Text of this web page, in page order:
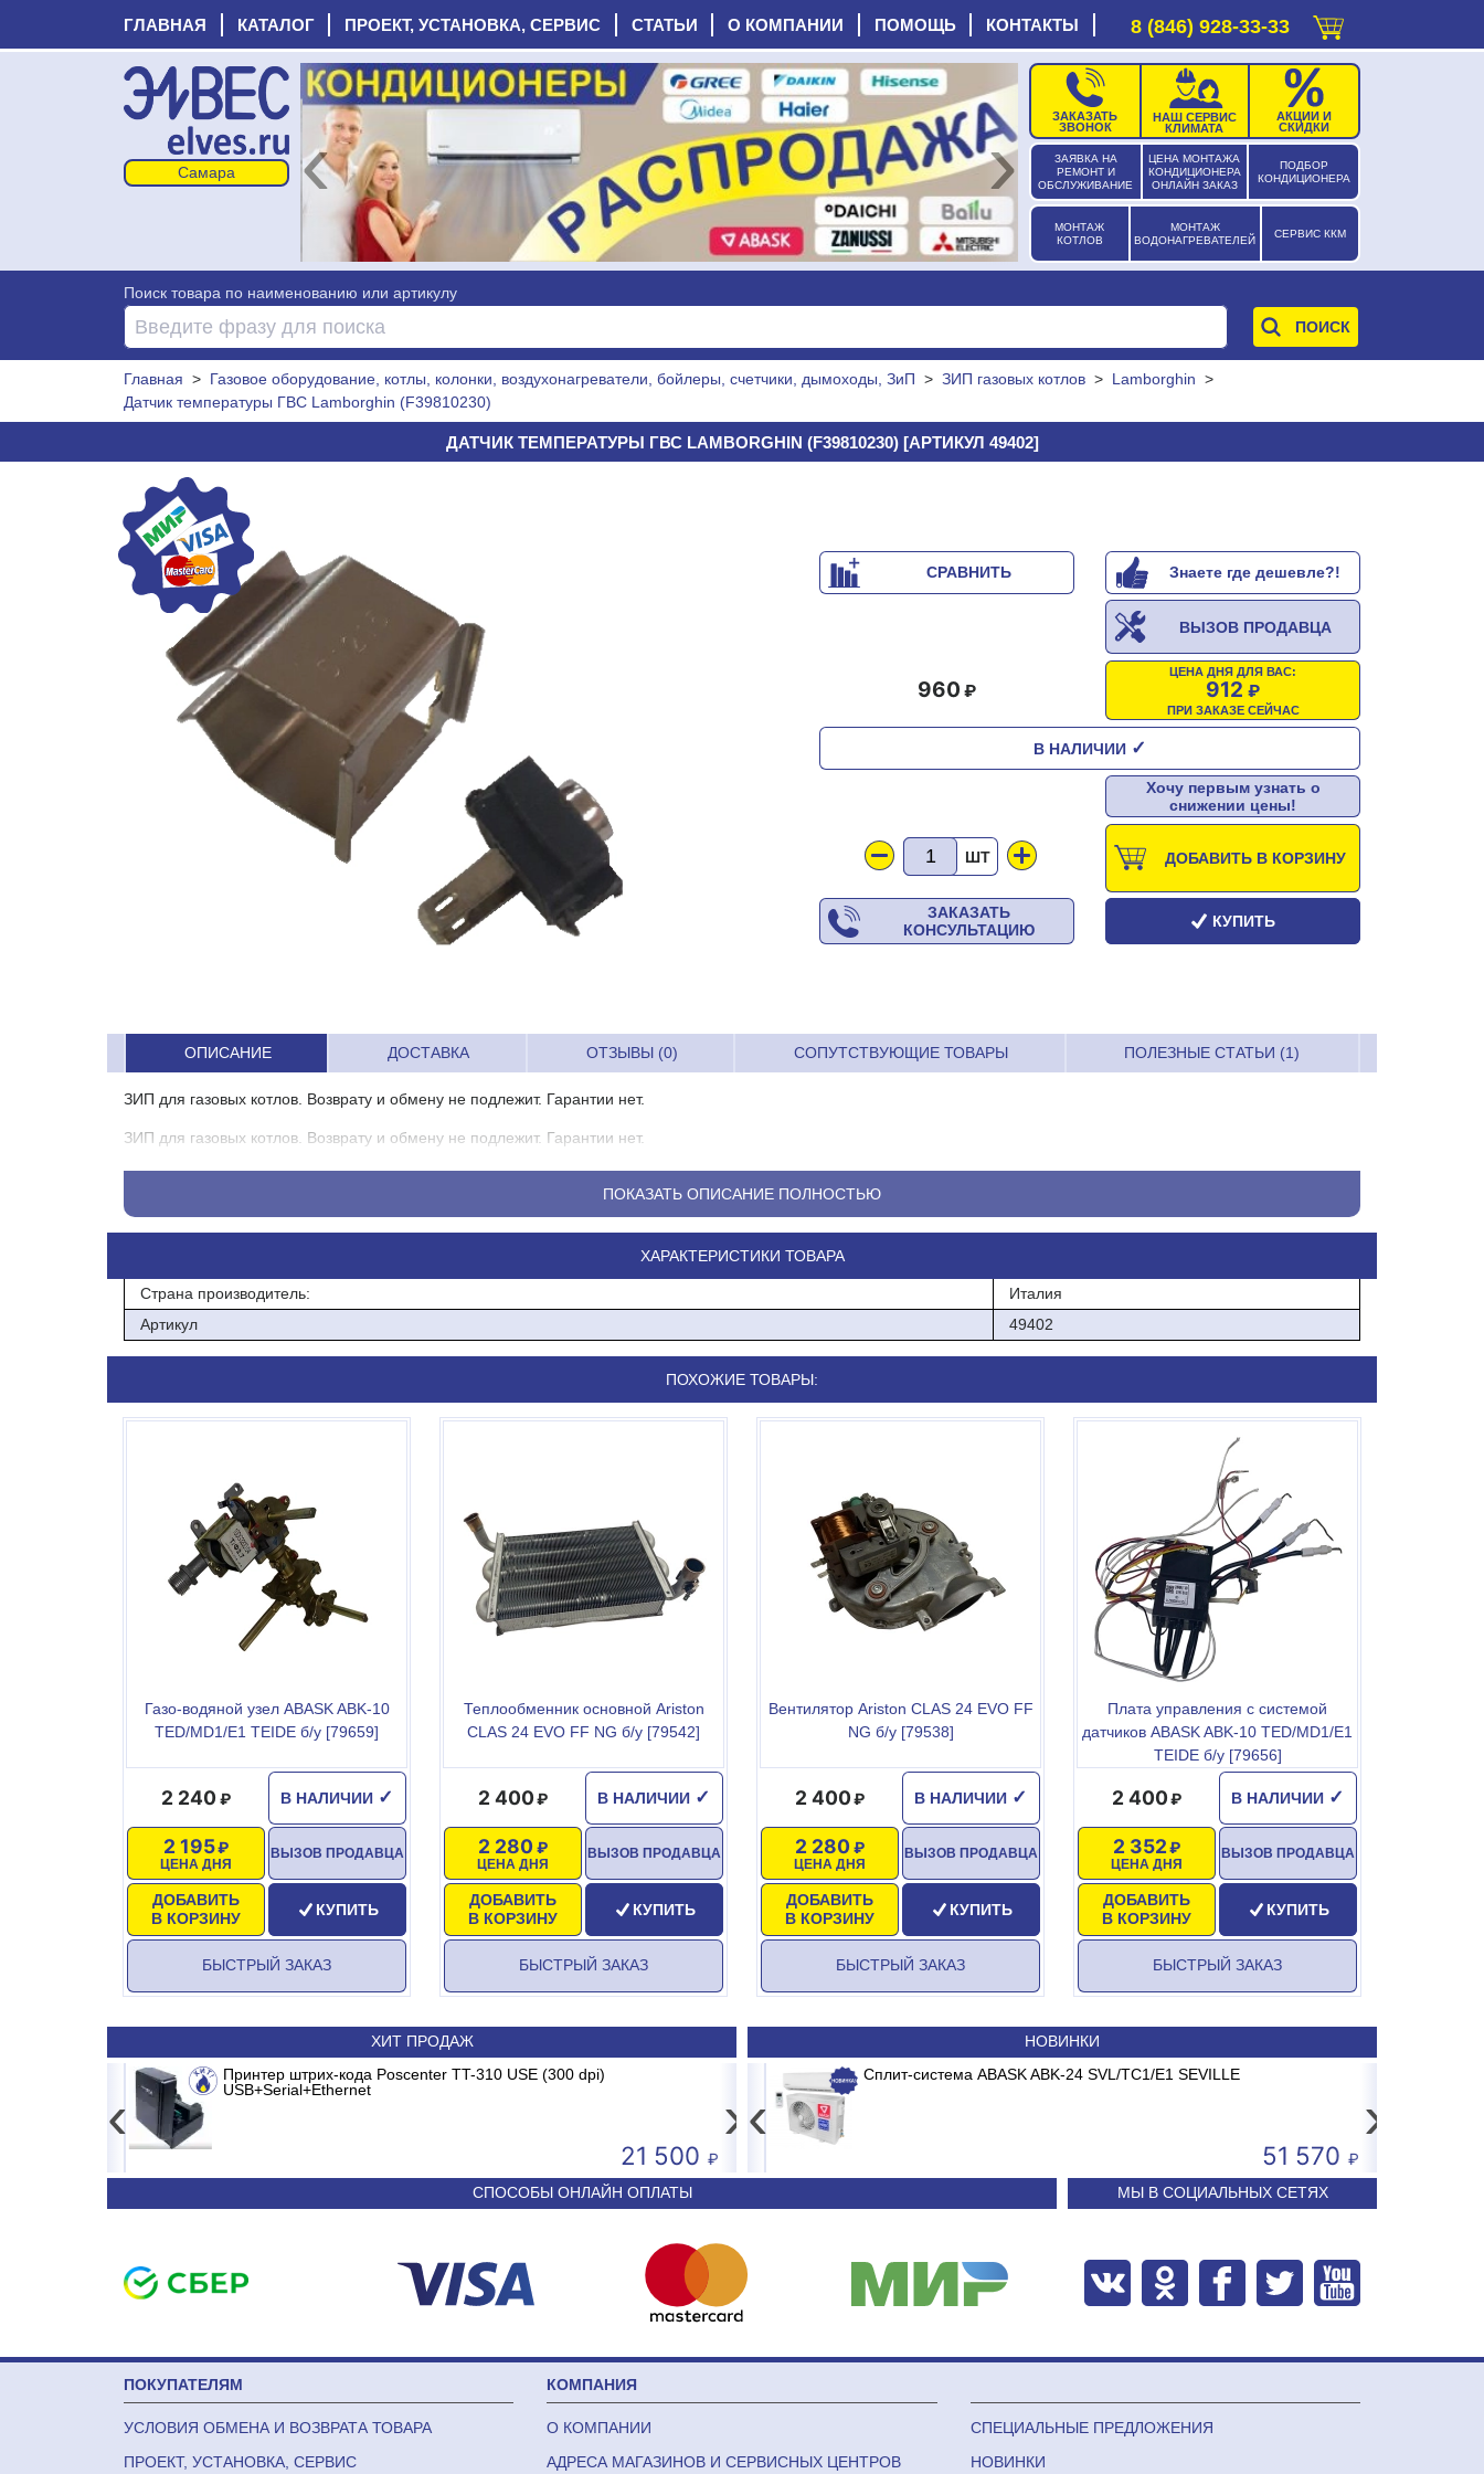
ГЛАВНАЯ КАТАЛОГ ПРОЕКТ, УСТАНОВКА, СЕРВИС СТАТЬИ О КОМПАНИИ ПОМОЩЬ КОНТАКТЫ 8 (846) 928-33-33
ЗАЯВКА НА
РЕМОНТ И
ОБСЛУЖИВАНИЕ
ЦЕНА МОНТАЖА
КОНДИЦИОНЕРА
ОНЛАЙН ЗАКАЗ
ПОДБОР
КОНДИЦИОНЕРА
МОНТАЖ
КОТЛОВ
МОНТАЖ
ВОДОНАГРЕВАТЕЛЕЙ
СЕРВИС ККМ
ЗАКАЗАТЬ
ЗВОНОК
НАШ СЕРВИС
КЛИМАТА
АКЦИИ И
СКИДКИ
‹ ›
Поиск товара по наименованию или артикулу
Главная > Газовое оборудование, котлы, колонки, воздухонагреватели, бойлеры, счетчики, дымоходы, ЗиП > ЗИП газовых котлов > Lamborghin >
Датчик температуры ГВС Lamborghin (F39810230)
ДАТЧИК ТЕМПЕРАТУРЫ ГВС LAMBORGHIN (F39810230) [АРТИКУЛ 49402]
СРАВНИТЬ Знаете где дешевле?!
ВЫЗОВ ПРОДАВЦА
ЦЕНА ДНЯ ДЛЯ ВАС:
912
ПРИ ЗАКАЗЕ СЕЙЧАС
960
В НАЛИЧИИ ✓
Хочу первым узнать о
снижении цены!
ШТ ДОБАВИТЬ В КОРЗИНУ
ЗАКАЗАТЬ
КОНСУЛЬТАЦИЮ
КУПИТЬ
ОПИСАНИЕ ДОСТАВКА ОТЗЫВЫ (0) СОПУТСТВУЮЩИЕ ТОВАРЫ ПОЛЕЗНЫЕ СТАТЬИ (1)
ЗИП для газовых котлов. Возврату и обмену не подлежит. Гарантии нет.
ЗИП для газовых котлов. Возврату и обмену не подлежит. Гарантии нет.
ПОКАЗАТЬ ОПИСАНИЕ ПОЛНОСТЬЮ
ХАРАКТЕРИСТИКИ ТОВАРА
Страна производитель:
Италия
Артикул
49402
ПОХОЖИЕ ТОВАРЫ:
Газо-водяной узел ABASK ABK-10
TED/MD1/E1 TEIDE б/у [79659]
В НАЛИЧИИ ✓
2 240
ЦЕНА ДНЯ
2 195
ДОБАВИТЬ
В КОРЗИНУ
ВЫЗОВ ПРОДАВЦА
КУПИТЬ
БЫСТРЫЙ ЗАКАЗ
Теплообменник основной Ariston
CLAS 24 EVO FF NG б/у [79542]
В НАЛИЧИИ ✓
2 400
ЦЕНА ДНЯ
2 280
ДОБАВИТЬ
В КОРЗИНУ
ВЫЗОВ ПРОДАВЦА
КУПИТЬ
БЫСТРЫЙ ЗАКАЗ
Вентилятор Ariston CLAS 24 EVO FF
NG б/у [79538]
В НАЛИЧИИ ✓
2 400
ЦЕНА ДНЯ
2 280
ДОБАВИТЬ
В КОРЗИНУ
ВЫЗОВ ПРОДАВЦА
КУПИТЬ
БЫСТРЫЙ ЗАКАЗ
Плата управления с системой
датчиков ABASK ABK-10 TED/MD1/E1
TEIDE б/у [79656]
В НАЛИЧИИ ✓
2 400
ЦЕНА ДНЯ
2 352
ДОБАВИТЬ
В КОРЗИНУ
ВЫЗОВ ПРОДАВЦА
КУПИТЬ
БЫСТРЫЙ ЗАКАЗ
ХИТ ПРОДАЖ
Принтер штрих-кода Poscenter TT-310 USE (300 dpi)
USB+Serial+Ethernet
21 500
Котел электродный Галан-Гейзер 9
6 879
‹ ›
НОВИНКИ
44 340
Сплит-система ABASK ABK-07 BRG/TC2/E1 BURGOS BLACK
24 240
Сплит-система ABASK ABK-24 SVL/TC1/E1 SEVILLE
51 570
‹ ›
СПОСОБЫ ОНЛАЙН ОПЛАТЫ МЫ В СОЦИАЛЬНЫХ СЕТЯХ
ПОКУПАТЕЛЯМ
УСЛОВИЯ ОБМЕНА И ВОЗВРАТА ТОВАРА
ПРОЕКТ, УСТАНОВКА, СЕРВИС
КОМПАНИЯ
О КОМПАНИИ
АДРЕСА МАГАЗИНОВ И СЕРВИСНЫХ ЦЕНТРОВ
СПЕЦИАЛЬНЫЕ ПРЕДЛОЖЕНИЯ
НОВИНКИ